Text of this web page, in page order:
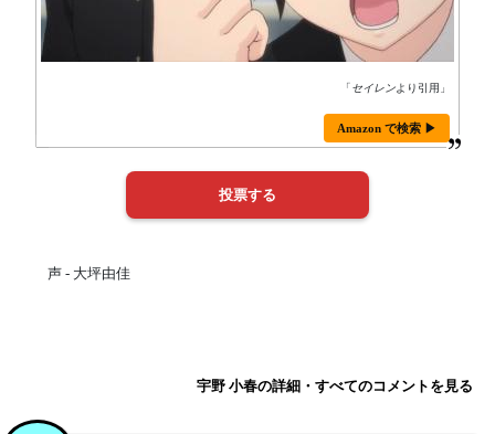
「セイレンより引用」
Amazon で検索 ▶
声 - 大坪由佳
宇野 小春の詳細・すべてのコメントを見る